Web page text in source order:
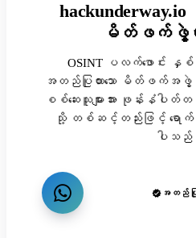
မိတ်ဖက်ဖွဲ့ထ
OSINT ပလက်ဖောင်း နှစ်ခု
အတည်ပြုထားသော မိတ်ဖက်အဖွဲ့
စစ်ဆေးသူများအား ဖုန်းနံပါ
သို့ တစ်ဆင့်တည်းဖြင့် ရောက်
ပါသည်
အတည်ပြု